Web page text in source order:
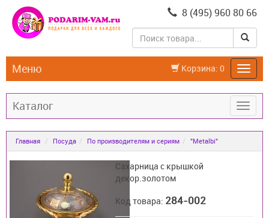
8 (495) 960 80 66
Корзина: 0
Меню
Каталог
Главная Посуда По производителям и сериям "Metalbi"
Сахарница с крышкой
декор.золотом
Код товара: 284-002